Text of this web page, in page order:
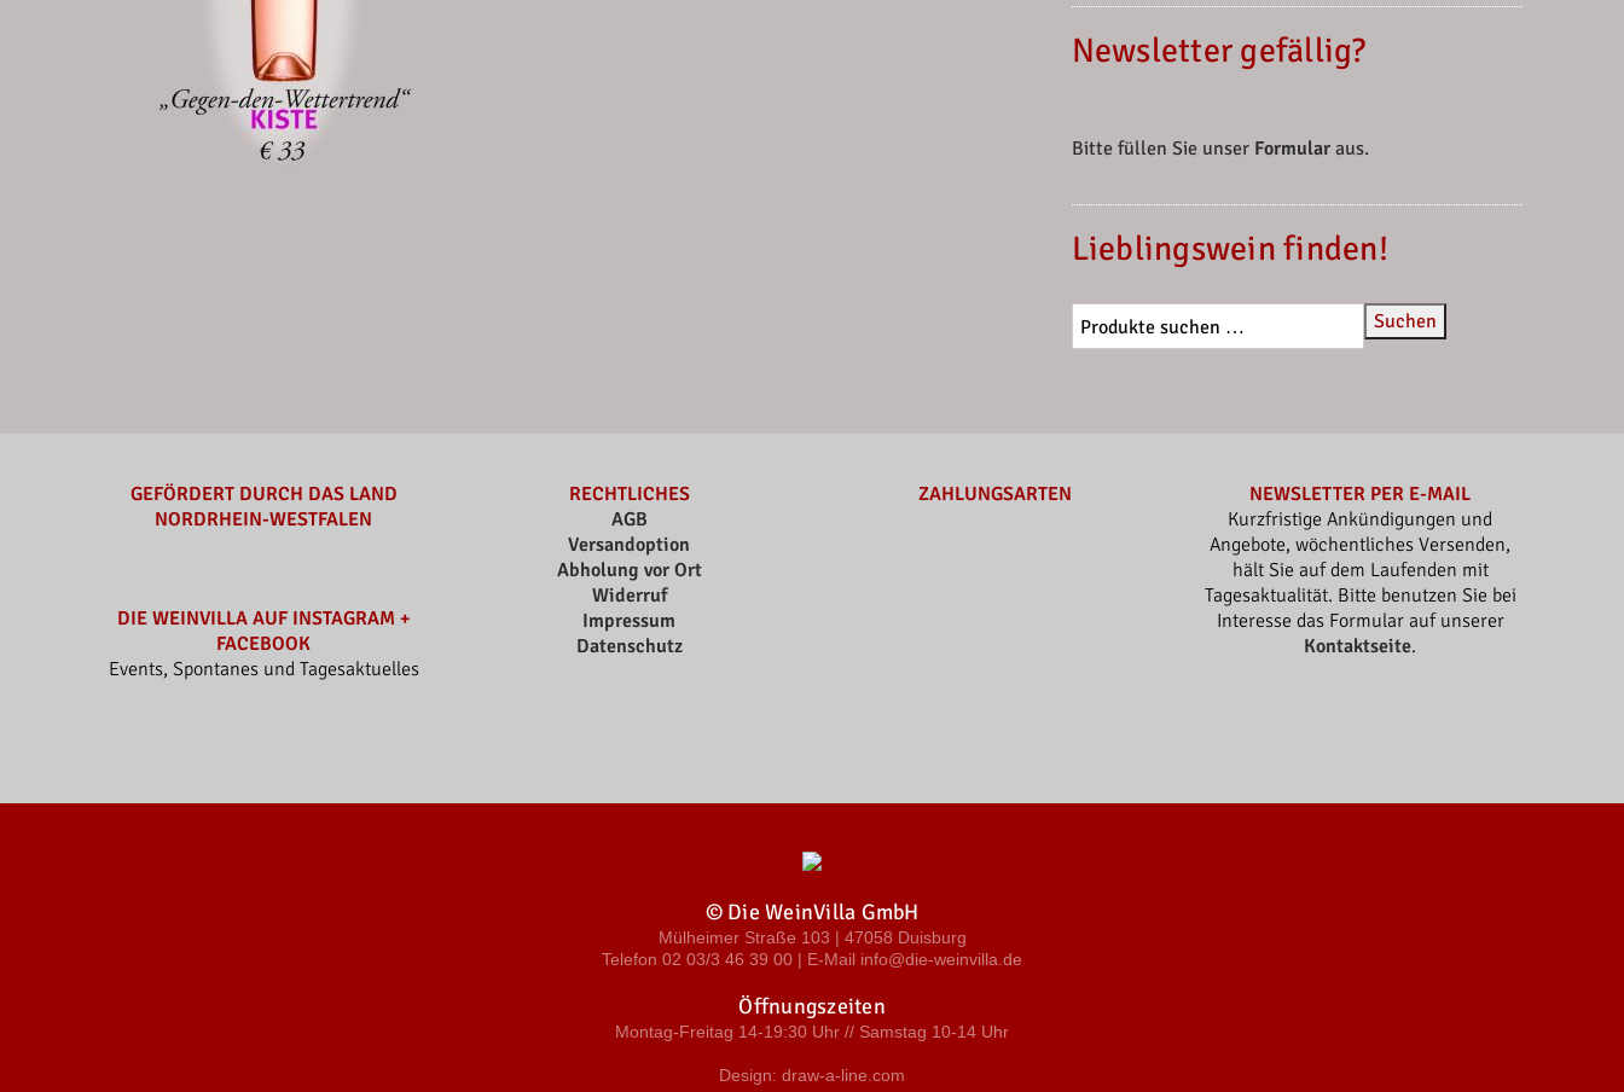
Newsletter gefällig?
Bitte füllen Sie unser Formularaus.
Lieblingswein finden!
Suchen
GEFÖRDERT DURCH DAS LAND
NORDRHEIN-WESTFALEN
DIE WEINVILLA AUF INSTAGRAM +
FACEBOOK
Events, Spontanes und Tagesaktuelles
RECHTLICHES
AGB
Versandoption
Abholung vor Ort
Widerruf
Impressum
Datenschutz
ZAHLUNGSARTEN
NEWSLETTER PER E-MAIL
Kurzfristige Ankündigungen und
Angebote, wöchentliches Versenden,
hält Sie auf dem Laufenden mit
Tagesaktualität. Bitte benutzen Sie bei
Interesse das Formular auf unserer
Kontaktseite.
© Die WeinVilla GmbH
Mülheimer Straße 103 | 47058 Duisburg
Telefon 02 03/3 46 39 00 | E-Mail info@die-weinvilla.de
Öffnungszeiten
Montag-Freitag 14-19:30 Uhr // Samstag 10-14 Uhr
Design: draw-a-line.com